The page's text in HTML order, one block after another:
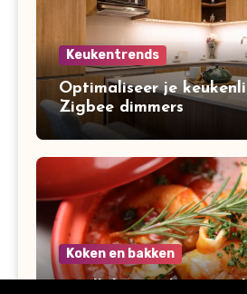
Keukentrends
Optimaliseer je
Zigbee dimmers
Koken en bakken